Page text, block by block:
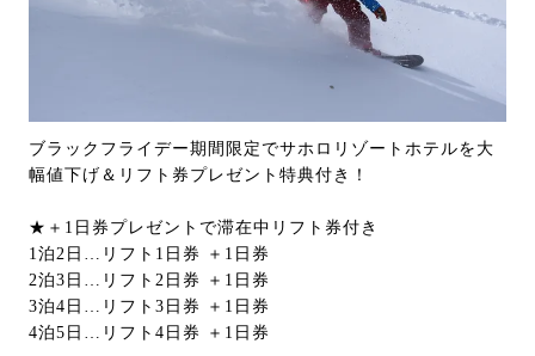
ブラックフライデー期間限定でサホロリゾートホテルを大
幅値下げ＆リフト券プレゼント特典付き！
★＋1日券プレゼントで滞在中リフト券付き
1泊2日…リフト1日券 ＋1日券
2泊3日…リフト2日券 ＋1日券
3泊4日…リフト3日券 ＋1日券
4泊5日…リフト4日券 ＋1日券